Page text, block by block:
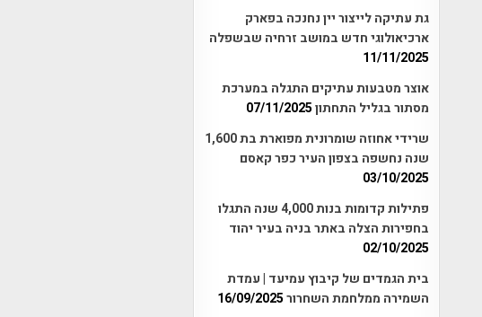
גת עתיקה לייצור יין נחנכה בפארק
ארכיאולוגי חדש במושב זרחיה שבשפלה
11/11/2025
אוצר מטבעות עתיקים התגלה במערכת
מסתור בגליל התחתון07/11/2025
שרידי אחוזה שומרונית מפוארת בת 1,600
שנה נחשפה בצפון העיר כפר קאסם
03/10/2025
פתילות קדומות בנות 4,000 שנה התגלו
בחפירות הצלה באתר בניה בעיר יהוד
02/10/2025
בית הגמדים של קיבוץ עמיעד | עמדת
השמירה ממלחמת השחרור16/09/2025